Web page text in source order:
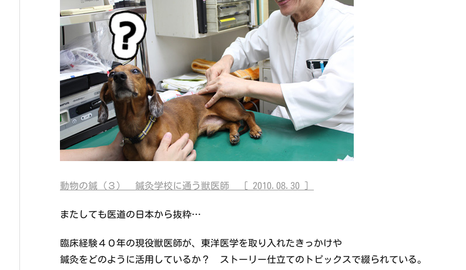
動物の鍼（３） 鍼灸学校に通う獣医師 ［ 2010.08.30 ］
またしても医道の日本から抜粋…
臨床経験４０年の現役獣医師が、東洋医学を取り入れたきっかけや
鍼灸をどのように活用しているか？ ストーリー仕立てのトピックスで綴られている。